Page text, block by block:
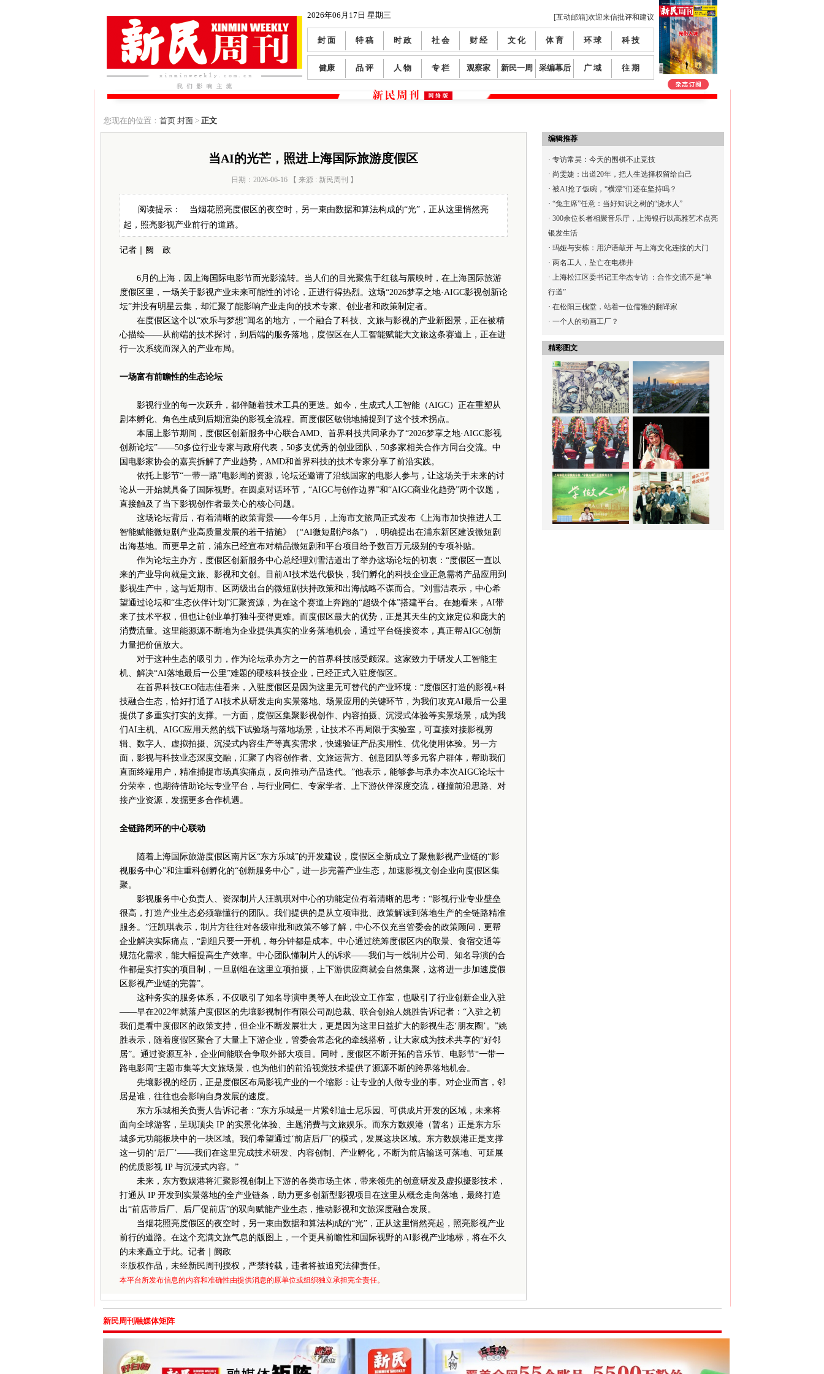
2026年06月17日 星期三 [互动邮箱]欢迎来信批评和建议
封 面 特 稿 时 政 社 会 财 经 文 化 体 育 环 球 科 技
健康 品 评 人 物 专 栏 观察家 新民一周 采编幕后 广 域 往 期
您现在的位置： 首页 封面> 正文
当AI的光芒，照进上海国际旅游度假区
日期：2026-06-16 【 来源 : 新民周刊 】
阅读提示： 当烟花照亮度假区的夜空时，另一束由数据和算法构成的“光”，正从这里悄然亮
起，照亮影视产业前行的道路。
记者｜阙 政
6月的上海，因上海国际电影节而光影流转。当人们的目光聚焦于红毯与展映时，在上海国际旅游
度假区里，一场关于影视产业未来可能性的讨论，正进行得热烈。这场“2026梦享之地·AIGC影视创新论
坛”并没有明星云集，却汇聚了能影响产业走向的技术专家、创业者和政策制定者。
在度假区这个以“欢乐与梦想”闻名的地方，一个融合了科技、文旅与影视的产业新图景，正在被精
心描绘——从前端的技术探讨，到后端的服务落地，度假区在人工智能赋能大文旅这条赛道上，正在进
行一次系统而深入的产业布局。
一场富有前瞻性的生态论坛
影视行业的每一次跃升，都伴随着技术工具的更迭。如今，生成式人工智能（AIGC）正在重塑从
剧本孵化、角色生成到后期渲染的影视全流程。而度假区敏锐地捕捉到了这个技术拐点。
本届上影节期间，度假区创新服务中心联合AMD、首界科技共同承办了“2026梦享之地·AIGC影视
创新论坛”——50多位行业专家与政府代表，50多支优秀的创业团队，50多家相关合作方同台交流。中
国电影家协会的嘉宾拆解了产业趋势，AMD和首界科技的技术专家分享了前沿实践。
依托上影节“一带一路”电影周的资源，论坛还邀请了沿线国家的电影人参与，让这场关于未来的讨
论从一开始就具备了国际视野。在圆桌对话环节，“AIGC与创作边界”和“AIGC商业化趋势”两个议题，
直接触及了当下影视创作者最关心的核心问题。
这场论坛背后，有着清晰的政策背景——今年5月，上海市文旅局正式发布《上海市加快推进人工
智能赋能微短剧产业高质量发展的若干措施》（“AI微短剧沪8条”），明确提出在浦东新区建设微短剧
出海基地。而更早之前，浦东已经宣布对精品微短剧和平台项目给予数百万元级别的专项补贴。
作为论坛主办方，度假区创新服务中心总经理刘雪洁道出了举办这场论坛的初衷：“度假区一直以
来的产业导向就是文旅、影视和文创。目前AI技术迭代极快，我们孵化的科技企业正急需将产品应用到
影视生产中，这与近期市、区两级出台的微短剧扶持政策和出海战略不谋而合。”刘雪洁表示，中心希
望通过论坛和“生态伙伴计划”汇聚资源，为在这个赛道上奔跑的“超级个体”搭建平台。在她看来，AI带
来了技术平权，但也让创业单打独斗变得更难。而度假区最大的优势，正是其天生的文旅定位和庞大的
消费流量。这里能源源不断地为企业提供真实的业务落地机会，通过平台链接资本，真正帮AIGC创新
力量把价值放大。
对于这种生态的吸引力，作为论坛承办方之一的首界科技感受颇深。这家致力于研发人工智能主
机、解决“AI落地最后一公里”难题的硬核科技企业，已经正式入驻度假区。
在首界科技CEO陆志佳看来，入驻度假区是因为这里无可替代的产业环境：“度假区打造的影视+科
技融合生态，恰好打通了AI技术从研发走向实景落地、场景应用的关键环节，为我们攻克AI最后一公里
提供了多重实打实的支撑。一方面，度假区集聚影视创作、内容拍摄、沉浸式体验等实景场景，成为我
们AI主机、AIGC应用天然的线下试验场与落地场景，让技术不再局限于实验室，可直接对接影视剪
辑、数字人、虚拟拍摄、沉浸式内容生产等真实需求，快速验证产品实用性、优化使用体验。另一方
面，影视与科技业态深度交融，汇聚了内容创作者、文旅运营方、创意团队等多元客户群体，帮助我们
直面终端用户，精准捕捉市场真实痛点，反向推动产品迭代。”他表示，能够参与承办本次AIGC论坛十
分荣幸，也期待借助论坛专业平台，与行业同仁、专家学者、上下游伙伴深度交流，碰撞前沿思路、对
接产业资源，发掘更多合作机遇。
全链路闭环的中心联动
随着上海国际旅游度假区南片区“东方乐城”的开发建设，度假区全新成立了聚焦影视产业链的“影
视服务中心”和注重科创孵化的“创新服务中心”，进一步完善产业生态，加速影视文创企业向度假区集
聚。
影视服务中心负责人、资深制片人汪凯琪对中心的功能定位有着清晰的思考：“影视行业专业壁垒
很高，打造产业生态必须靠懂行的团队。我们提供的是从立项审批、政策解读到落地生产的全链路精准
服务。”汪凯琪表示，制片方往往对各级审批和政策不够了解，中心不仅充当管委会的政策顾问，更帮
企业解决实际痛点，“剧组只要一开机，每分钟都是成本。中心通过统筹度假区内的取景、食宿交通等
规范化需求，能大幅提高生产效率。中心团队懂制片人的诉求——我们与一线制片公司、知名导演的合
作都是实打实的项目制，一旦剧组在这里立项拍摄，上下游供应商就会自然集聚，这将进一步加速度假
区影视产业链的完善”。
这种务实的服务体系，不仅吸引了知名导演申奥等人在此设立工作室，也吸引了行业创新企业入驻
——早在2022年就落户度假区的先壤影视制作有限公司副总裁、联合创始人姚胜告诉记者：“入驻之初
我们是看中度假区的政策支持，但企业不断发展壮大，更是因为这里日益扩大的影视生态‘朋友圈’。”姚
胜表示，随着度假区聚合了大量上下游企业，管委会常态化的牵线搭桥，让大家成为技术共享的“好邻
居”。通过资源互补，企业间能联合争取外部大项目。同时，度假区不断开拓的音乐节、电影节“一带一
路电影周”主题市集等大文旅场景，也为他们的前沿视觉技术提供了源源不断的跨界落地机会。
先壤影视的经历，正是度假区布局影视产业的一个缩影：让专业的人做专业的事。对企业而言，邻
居是谁，往往也会影响自身发展的速度。
东方乐城相关负责人告诉记者：“东方乐城是一片紧邻迪士尼乐园、可供成片开发的区域，未来将
面向全球游客，呈现顶尖 IP 的实景化体验、主题消费与文旅娱乐。而东方数娱港（暂名）正是东方乐
城多元功能板块中的一块区域。我们希望通过‘前店后厂’的模式，发展这块区域。东方数娱港正是支撑
这一切的‘后厂’——我们在这里完成技术研发、内容创制、产业孵化，不断为前店输送可落地、可延展
的优质影视 IP 与沉浸式内容。”
未来，东方数娱港将汇聚影视创制上下游的各类市场主体，带来领先的创意研发及虚拟摄影技术，
打通从 IP 开发到实景落地的全产业链条，助力更多创新型影视项目在这里从概念走向落地，最终打造
出“前店带后厂、后厂促前店”的双向赋能产业生态，推动影视和文旅深度融合发展。
当烟花照亮度假区的夜空时，另一束由数据和算法构成的“光”，正从这里悄然亮起，照亮影视产业
前行的道路。在这个充满文旅气息的版图上，一个更具前瞻性和国际视野的AI影视产业地标，将在不久
的未来矗立于此。记者｜阙政
※ 版权作品，未经新民周刊授权，严禁转载，违者将被追究法律责任。
本平台所发布信息的内容和准确性由提供消息的原单位或组织独立承担完全责任。
编辑推荐
· 专访常昊：今天的围棋不止竞技
· 尚雯婕：出道20年，把人生选择权留给自己
· 被AI抢了饭碗，“横漂”们还在坚持吗？
· “兔主席”任意：当好知识之树的“浇水人”
· 300余位长者相聚音乐厅，上海银行以高雅艺术点亮
银发生活
· 玛娅与安栋：用沪语敲开 与上海文化连接的大门
· 两名工人，坠亡在电梯井
· 上海松江区委书记王华杰专访 ：合作交流不是“单
行道”
· 在松阳三槐堂，站着一位儒雅的翻译家
· 一个人的动画工厂？
精彩图文
新民周刊融媒体矩阵